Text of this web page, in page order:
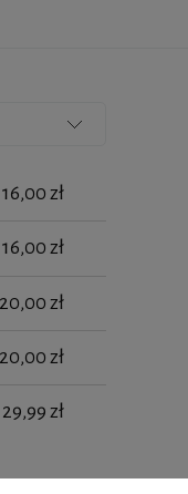
16,00 zł
16,00 zł
20,00 zł
20,00 zł
29,99 zł